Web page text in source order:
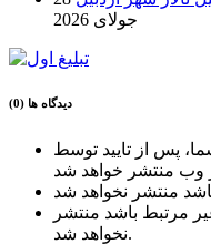
جولای 2026
دیدگاه ها (0)
پس از تایید توسط
مرتبط باشد منتشر
نخواهد شد.